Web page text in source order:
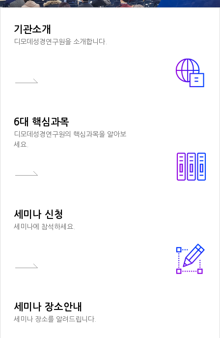
기관소개
디모데성경연구원을 소개합니다.
6대 핵심과목
디모데성경연구원의 핵심과목을 알아보
세요.
세미나 신청
세미나에 참석하세요.
세미나 장소안내
세미나 장소를 알려드립니다.